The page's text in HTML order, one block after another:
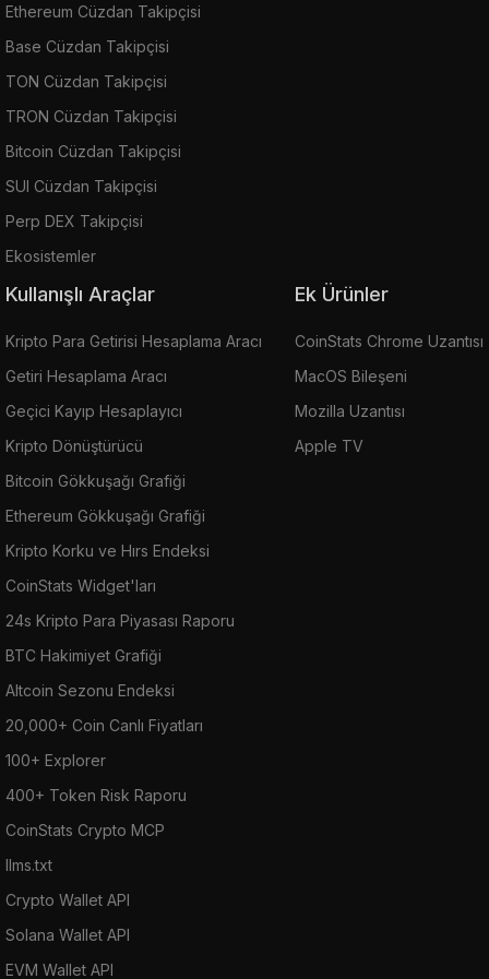
Ethereum Cüzdan Takipçisi
Base Cüzdan Takipçisi
TON Cüzdan Takipçisi
TRON Cüzdan Takipçisi
Bitcoin Cüzdan Takipçisi
SUI Cüzdan Takipçisi
Perp DEX Takipçisi
Ekosistemler
Kullanışlı Araçlar
Kripto Para Getirisi Hesaplama Aracı
Getiri Hesaplama Aracı
Geçici Kayıp Hesaplayıcı
Kripto Dönüştürücü
Bitcoin Gökkuşağı Grafiği
Ethereum Gökkuşağı Grafiği
Kripto Korku ve Hırs Endeksi
CoinStats Widget'ları
24s Kripto Para Piyasası Raporu
BTC Hakimiyet Grafiği
Altcoin Sezonu Endeksi
20,000+ Coin Canlı Fiyatları
100+ Explorer
400+ Token Risk Raporu
CoinStats Crypto MCP
llms.txt
Crypto Wallet API
Solana Wallet API
EVM Wallet API
Ek Ürünler
CoinStats Chrome Uzantısı
MacOS Bileşeni
Mozilla Uzantısı
Apple TV